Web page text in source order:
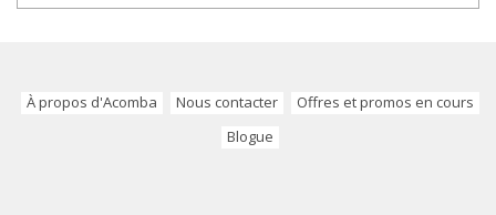
À propos d'Acomba Nous contacter
Offres et promos en cours
Blogue